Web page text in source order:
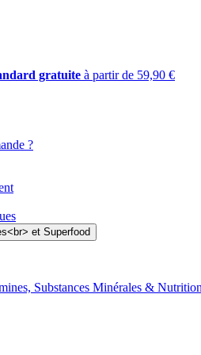
gratuite à partir de 59,90 €
?
Substances Minérales &